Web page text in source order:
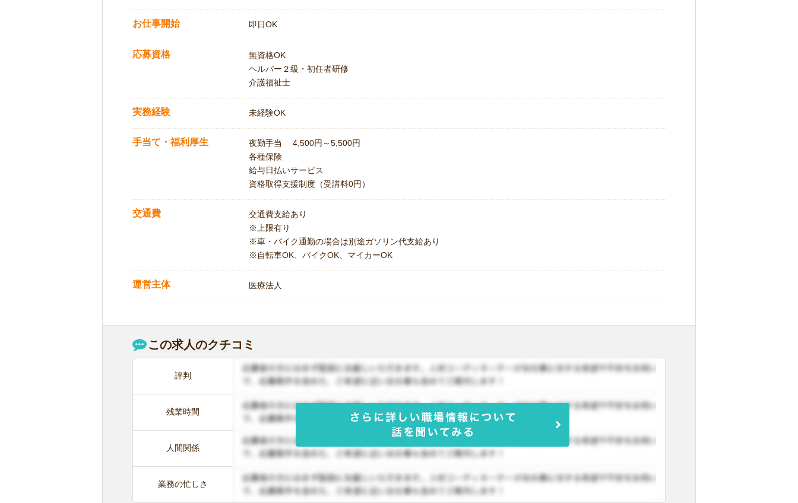
お仕事開始 即日OK
応募資格
無資格OK
ヘルパー２級・初任者研修
介護福祉士
実務経験 未経験OK
手当て・福利厚生
夜勤手当 4,500円～5,500円
各種保険
給与日払いサービス
資格取得支援制度（受講料0円）
交通費
交通費支給あり
※上限有り
※車・バイク通勤の場合は別途ガソリン代支給あり
※自転車OK、バイクOK、マイカーOK
運営主体 医療法人
この求人のクチコミ
評判
残業時間
人間関係
業務の忙しさ